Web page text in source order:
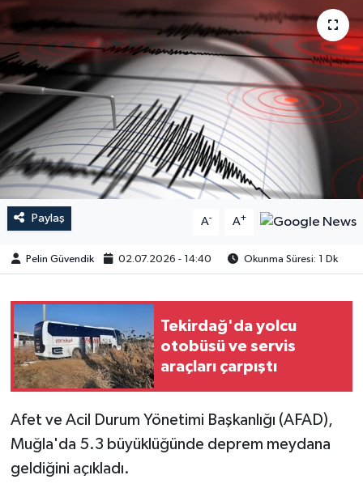
Paylaş A- A+
Pelin Güvendik 02.07.2026 - 14:40 Okunma Süresi: 1 Dk
Tekirdağ'da yolcu
otobüsü ve servis
araçları çarpıştı
Afet ve Acil Durum Yönetimi Başkanlığı (AFAD),
Muğla'da 5.3 büyüklüğünde deprem meydana
geldiğini açıkladı.